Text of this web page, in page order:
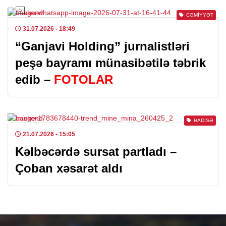
CƏMIYYƏT
31.07.2026 - 18:49
“Ganjavi Holding” jurnalistləri
peşə bayramı münasibətilə təbrik
edib – FOTOLAR
HADISƏ
21.07.2026 - 15:05
Kəlbəcərdə sursat partladı –
Çoban xəsarət aldı